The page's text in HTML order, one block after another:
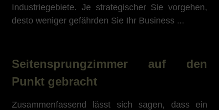
Industriegebiete. Je strategischer Sie vorgehen,
desto weniger gefährden Sie Ihr Business ...
Seitensprungzimmer auf den
Punkt gebracht
Zusammenfassend lässt sich sagen, dass ein